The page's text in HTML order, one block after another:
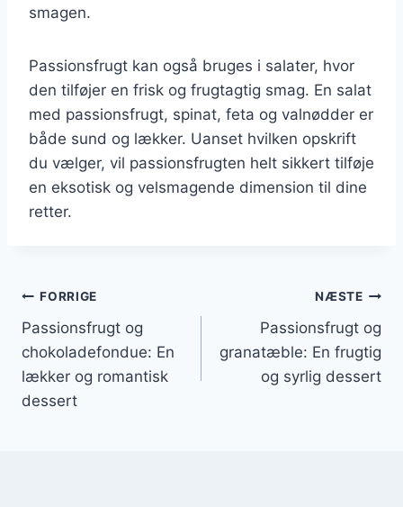
smagen.
Passionsfrugt kan også bruges i salater, hvor
den tilføjer en frisk og frugtagtig smag. En salat
med passionsfrugt, spinat, feta og valnødder er
både sund og lækker. Uanset hvilken opskrift
du vælger, vil passionsfrugten helt sikkert tilføje
en eksotisk og velsmagende dimension til dine
retter.
Indlægsnavigation
FORRIGE
Passionsfrugt og
chokoladefondue: En
lækker og romantisk
dessert
NÆSTE
Passionsfrugt og
granatæble: En frugtig
og syrlig dessert